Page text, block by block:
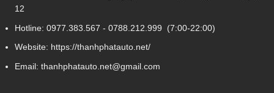
12
Hotline: 0977.383.567 - 0788.212.999 (7:00-22:00)
Website: https://thanhphatauto.net/
Email: thanhphatauto.net@gmail.com